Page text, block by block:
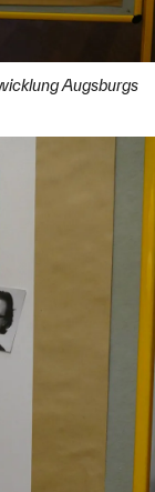
Augsburgs